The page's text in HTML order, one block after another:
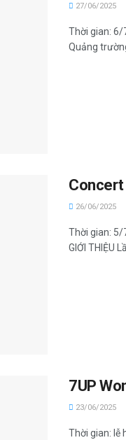
27/06/2025
Thời gian: 6/
Quảng
Concert
26/06/2025
Thời gian: 5/
GIỚI THIỆU
7UP
23/06/2025
Thời gian: lễ